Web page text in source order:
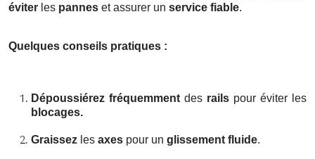
éviter les pannes et assurer un service fiable.
Quelques conseils pratiques :
Dépoussiérez fréquemment des rails pour éviter les
blocages.
Graissez les axes pour un glissement fluide.